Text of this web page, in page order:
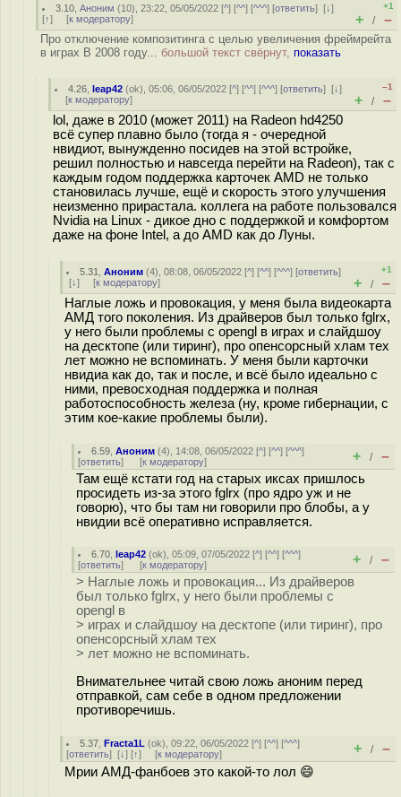
3.10 ,Аноним (10), 23:22, 05/05/2022 [^] [^^] [^^^] [ответить][↓]
[↑] [к модератору]
+1
+ / –
Про отключение композитинга с целью увеличения фреймрейта
в играх В 2008 году... большой текст свёрнут, показать
4.26 ,leap42 (ok), 05:06, 06/05/2022 [^] [^^] [^^^] [ответить][↓]
[к модератору]
–1
+ / –
lol, даже в 2010 (может 2011) на Radeon hd4250
всё супер плавно было (тогда я - очередной
нвидиот, вынужденно посидев на этой встройке,
решил полностью и навсегда перейти на Radeon), так с
каждым годом поддержка карточек AMD не только
становилась лучше, ещё и скорость этого улучшения
неизменно прирастала. коллега на работе пользовался
Nvidia на Linux - дикое дно с поддержкой и комфортом
даже на фоне Intel, а до AMD как до Луны.
5.31 ,Аноним (4), 08:08, 06/05/2022 [^] [^^] [^^^] [ответить]
[↓] [к модератору]
+1
+ / –
Наглые ложь и провокация, у меня была видеокарта
АМД того поколения. Из драйверов был только fglrx,
у него были проблемы с opengl в играх и слайдшоу
на десктопе (или тиринг), про опенсорсный хлам тех
лет можно не вспоминать. У меня были карточки
нвидиа как до, так и после, и всё было идеально с
ними, превосходная поддержка и полная
работоспособность железа (ну, кроме гибернации, с
этим кое-какие проблемы были).
6.59 ,Аноним (4), 14:08, 06/05/2022 [^] [^^] [^^^]
[ответить] [к модератору] + / –
Там ещё кстати год на старых иксах пришлось
просидеть из-за этого fglrx (про ядро уж и не
говорю), что бы там ни говорили про блобы, а у
нвидии всё оперативно исправляется.
6.70 ,leap42 (ok), 05:09, 07/05/2022 [^] [^^] [^^^]
[ответить] [к модератору] + / –
> Наглые ложь и провокация... Из драйверов
был только fglrx, у него были проблемы с
opengl в
> играх и слайдшоу на десктопе (или тиринг), про
опенсорсный хлам тех
> лет можно не вспоминать.
Внимательнее читай свою ложь аноним перед
отправкой, сам себе в одном предложении
противоречишь.
5.37 ,Fracta1L (ok), 09:22, 06/05/2022 [^] [^^] [^^^]
[ответить] [↓] [↑] [к модератору] + / –
Мрии АМД-фанбоев это какой-то лол 😄